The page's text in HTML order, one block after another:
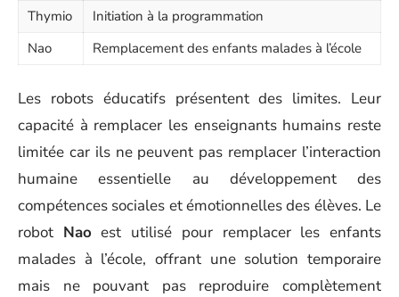
Thymio
Initiation à la programmation
Nao
Remplacement des enfants malades à l’école
Les robots éducatifs présentent des limites. Leur
capacité à remplacer les enseignants humains reste
limitée car ils ne peuvent pas remplacer l’interaction
humaine essentielle au développement des
compétences sociales et émotionnelles des élèves. Le
robot Nao est utilisé pour remplacer les enfants
malades à l’école, offrant une solution temporaire
mais ne pouvant pas reproduire complètement